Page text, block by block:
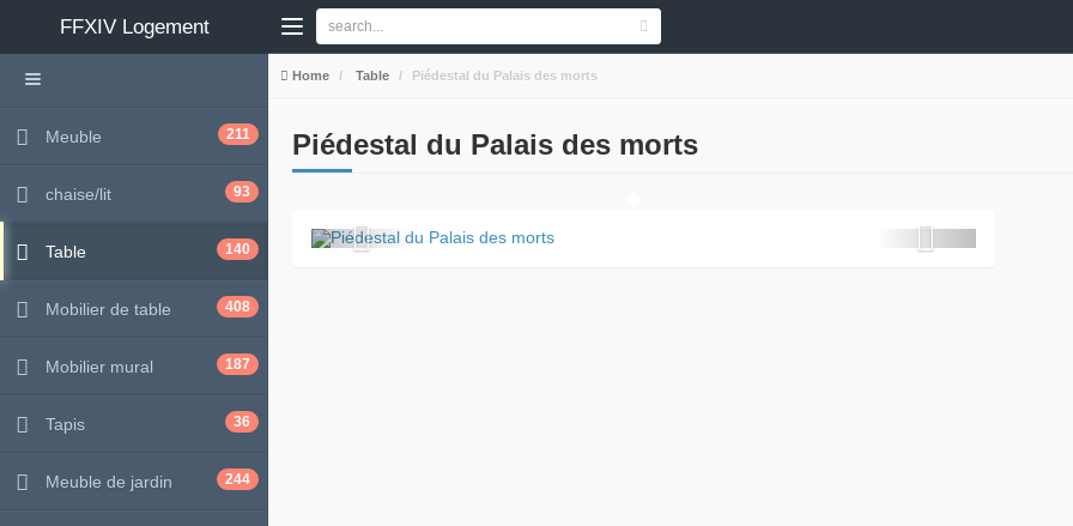
FFXIV Logement
Home Table Piédestal du Palais des morts
Piédestal du Palais des morts
Meuble 211
chaise/lit 93
Table 140
Mobilier de table 408
Mobilier mural 187
Tapis 36
Meuble de jardin 244